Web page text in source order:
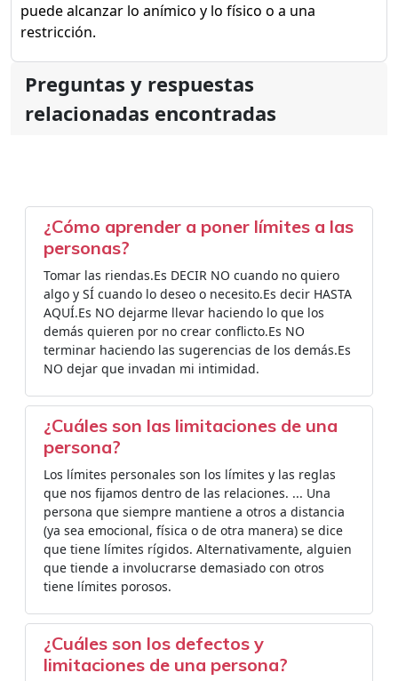
puede alcanzar lo anímico y lo físico o a una
restricción.
Preguntas y respuestas
relacionadas encontradas
¿Cómo aprender a poner límites a las
personas?
Tomar las riendas.Es DECIR NO cuando no quiero
algo y SÍ cuando lo deseo o necesito.Es decir HASTA
AQUÍ.Es NO dejarme llevar haciendo lo que los
demás quieren por no crear conflicto.Es NO
terminar haciendo las sugerencias de los demás.Es
NO dejar que invadan mi intimidad.
¿Cuáles son las limitaciones de una
persona?
Los límites personales son los límites y las reglas
que nos fijamos dentro de las relaciones. ... Una
persona que siempre mantiene a otros a distancia
(ya sea emocional, física o de otra manera) se dice
que tiene límites rígidos. Alternativamente, alguien
que tiende a involucrarse demasiado con otros
tiene límites porosos.
¿Cuáles son los defectos y
limitaciones de una persona?